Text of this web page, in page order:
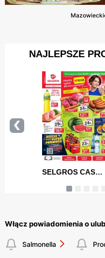
Włącz powiadomienia o
Salmonella